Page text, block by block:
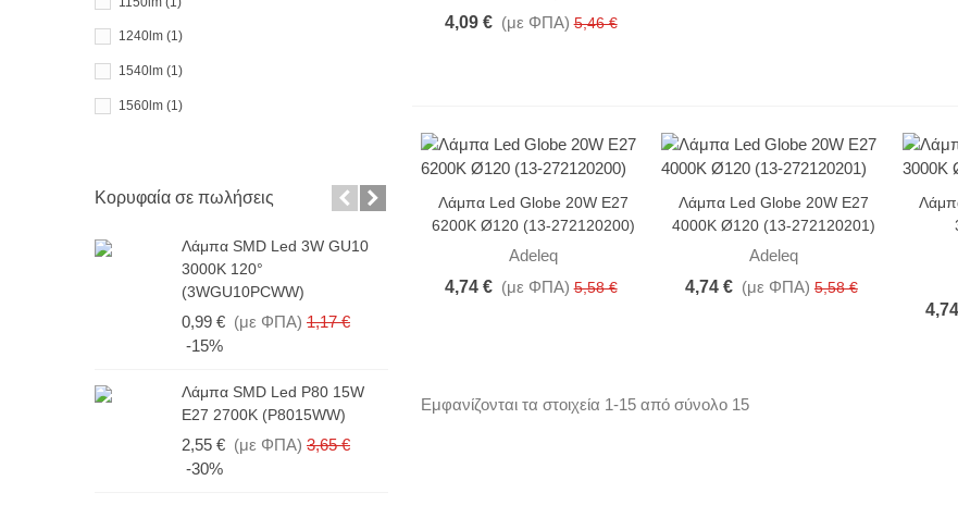
1240lm (1)
1540lm (1)
1560lm (1)
1680lm
Κορυφαία σε πωλήσεις
Λάμπα SMD Led 3W GU10
3000K 120°
(3WGU10PCWW)
0,99 € (με ΦΠΑ) 1,17 €
-15%
Λάμπα SMD Led P80 15W
E27 2700K (P8015WW)
2,55 € (με ΦΠΑ) 3,65 €
-30%
Λάμπα SMD Led 7W GU10
4000K 105° (7WGU10SNWN)
1,21 € (με ΦΠΑ) 1,43 €
4,09 € (με ΦΠΑ) 5,46 €
-15%
Λάμπα Led Globe 20W E27
6200K Ø120 (13-272120200)
Adeleq
4,74 € (με ΦΠΑ) 5,58 €
-15%
Λάμπα Led Globe 20W E27
4000K Ø120 (13-272120201)
Adeleq
4,74 € (με ΦΠΑ) 5,58 €
-15%
Εμφανίζονται τα στοιχεία 1-15 από σύνολο 15